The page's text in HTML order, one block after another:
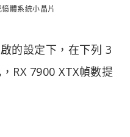
體系統小晶片
的設定下，在下列 3
RX 7900 XTX幀數提